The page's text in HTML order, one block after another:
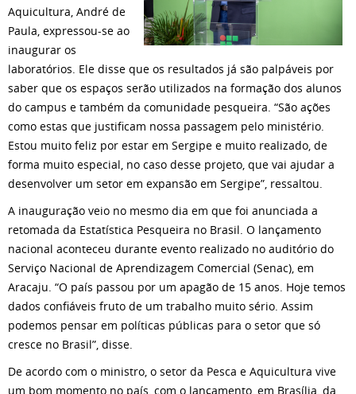
Aquicultura, André de
Paula, expressou-se ao
inaugurar os
laboratórios. Ele disse que os resultados já são palpáveis por
saber que os espaços serão utilizados na formação dos alunos
do campus e também da comunidade pesqueira. “São ações
como estas que justificam nossa passagem pelo ministério.
Estou muito feliz por estar em Sergipe e muito realizado, de
forma muito especial, no caso desse projeto, que vai ajudar a
desenvolver um setor em expansão em Sergipe”, ressaltou.
A inauguração veio no mesmo dia em que foi anunciada a
retomada da Estatística Pesqueira no Brasil. O lançamento
nacional aconteceu durante evento realizado no auditório do
Serviço Nacional de Aprendizagem Comercial (Senac), em
Aracaju. “O país passou por um apagão de 15 anos. Hoje temos
dados confiáveis fruto de um trabalho muito sério. Assim
podemos pensar em políticas públicas para o setor que só
cresce no Brasil”, disse.
De acordo com o ministro, o setor da Pesca e Aquicultura vive
um bom momento no país, com o lançamento, em Brasília, da